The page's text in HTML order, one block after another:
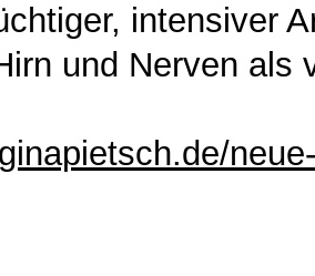
intensiver
und Nerven als